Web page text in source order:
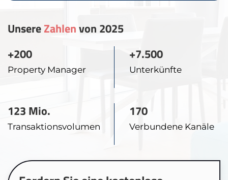
UnsereZahlenvon 2025
+200
Property Manager
+7.500
Unterkünfte
123 Mio.
Transaktionsvolumen
170
Verbundene Kanäle